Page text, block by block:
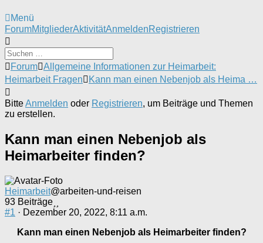
Menü
Forum-
Navigation
ForumMitgliederAktivitätAnmeldenRegistrieren
Forum-
Breadcrumbs
-
Du
bist
hier:
Forum Allgemeine Informationen zur Heimarbeit:
Heimarbeit Fragen
Kann man einen Nebenjob als Heima …
BitteAnmelden oder Registrieren, um Beiträge und Themen
zu erstellen.
Kann man einen Nebenjob als
Heimarbeiter finden?
Heimarbeit@arbeiten-und-reisen
93 Beiträge
#1 · Dezember 20, 2022, 8:11 a.m.
Kann man einen Nebenjob als Heimarbeiter finden?